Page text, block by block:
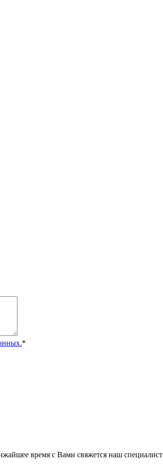
*
время с Вами свяжется наш специалист